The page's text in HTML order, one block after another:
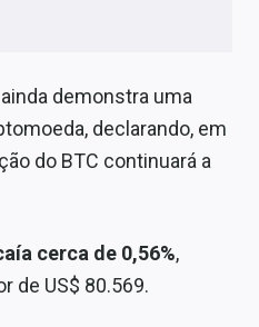
demonstra uma
declarando, em
do BTC continuará a
cerca de 0,56%,
de US$ 80.569.